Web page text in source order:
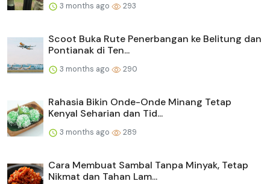
3 months ago 293
Scoot Buka Rute Penerbangan ke Belitung dan
Pontianak di Ten...
3 months ago 290
Rahasia Bikin Onde-Onde Minang Tetap
Kenyal Seharian dan Tid...
3 months ago 289
Cara Membuat Sambal Tanpa Minyak, Tetap
Nikmat dan Tahan Lam...